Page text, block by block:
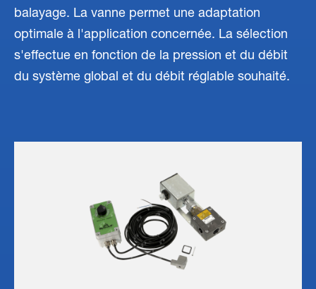
balayage. La vanne permet une adaptation
optimale à l'application concernée. La sélection
s'effectue en fonction de la pression et du débit
du système global et du débit réglable souhaité.